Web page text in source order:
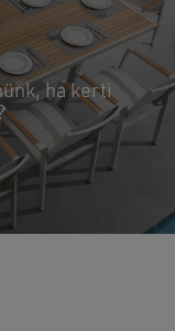
ha kerti